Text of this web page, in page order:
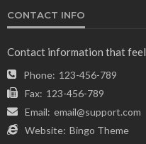
CONTACT INFO
Contact information that
Phone: 123-456-789
Fax: 123-456-789
Email: email@support.com
Website: Bingo Theme